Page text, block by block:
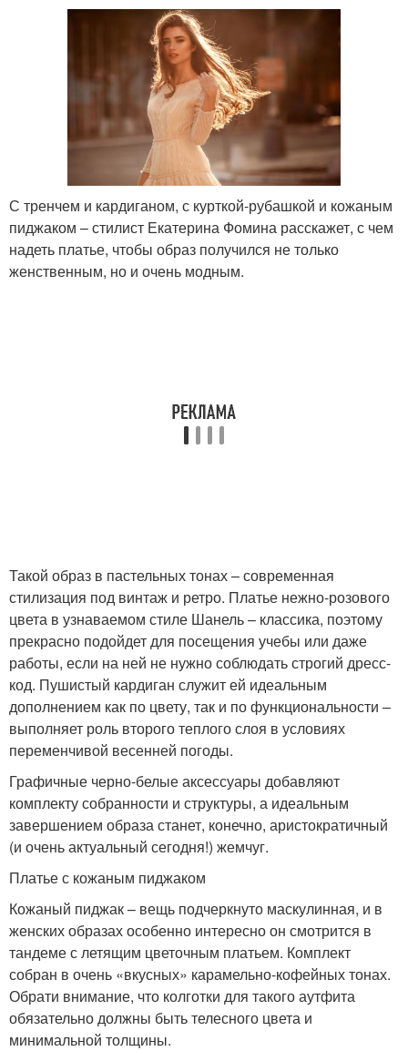
С тренчем и кардиганом, с курткой-рубашкой и кожаным
пиджаком – стилист Екатерина Фомина расскажет, с чем
надеть платье, чтобы образ получился не только
женственным, но и очень модным.
Такой образ в пастельных тонах – современная
стилизация под винтаж и ретро. Платье нежно-розового
цвета в узнаваемом стиле Шанель – классика, поэтому
прекрасно подойдет для посещения учебы или даже
работы, если на ней не нужно соблюдать строгий дресс-
код. Пушистый кардиган служит ей идеальным
дополнением как по цвету, так и по функциональности –
выполняет роль второго теплого слоя в условиях
переменчивой весенней погоды.
Графичные черно-белые аксессуары добавляют
комплекту собранности и структуры, а идеальным
завершением образа станет, конечно, аристократичный
(и очень актуальный сегодня!) жемчуг.
Платье с кожаным пиджаком
Кожаный пиджак – вещь подчеркнуто маскулинная, и в
женских образах особенно интересно он смотрится в
тандеме с летящим цветочным платьем. Комплект
собран в очень «вкусных» карамельно-кофейных тонах.
Обрати внимание, что колготки для такого аутфита
обязательно должны быть телесного цвета и
минимальной толщины.